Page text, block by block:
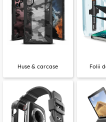
Huse & carcase Folii